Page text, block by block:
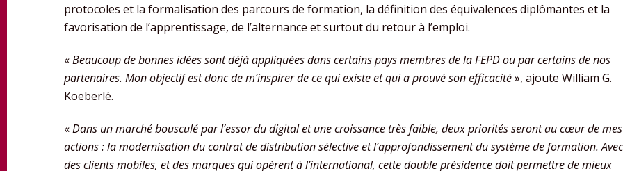
protocoles et la formalisation des parcours de formation, la définition des équivalences diplômantes et la
favorisation de l’apprentissage, de l’alternance et surtout du retour à l’emploi.
«Beaucoup de bonnes idées sont déjà appliquées dans certains pays membres de la FEPD ou par certains de nos
partenaires. Mon objectif est donc de m’inspirer de ce qui existe et qui a prouvé son efficacité», ajoute William G.
Koeberlé.
«Dans un marché bousculé par l’essor du digital et une croissance très faible, deux priorités seront au cœur de mes
actions : la modernisation du contrat de distribution sélective et l’approfondissement du système de formation. Avec
des clients mobiles, et des marques qui opèrent à l’international, cette double présidence doit permettre de mieux